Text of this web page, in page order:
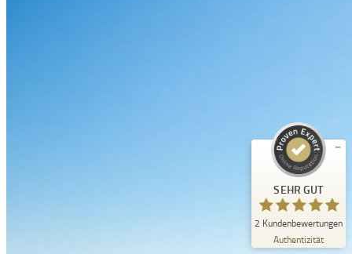
SEHR GUT
2 Kundenbewertungen
Authentizität
ProvenExpert.com
Bewertungen auf ProvenExpert.com
Erfahren Sie mehr über dieses Bewertungssiegel
10.10.2024